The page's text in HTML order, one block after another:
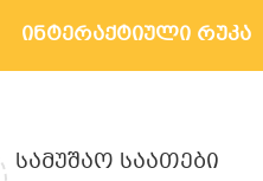
ინტერაქტიული რუკა
ᲡᲐᲛᲣᲨᲐᲝ ᲡᲐᲐᲗᲔᲑᲘ